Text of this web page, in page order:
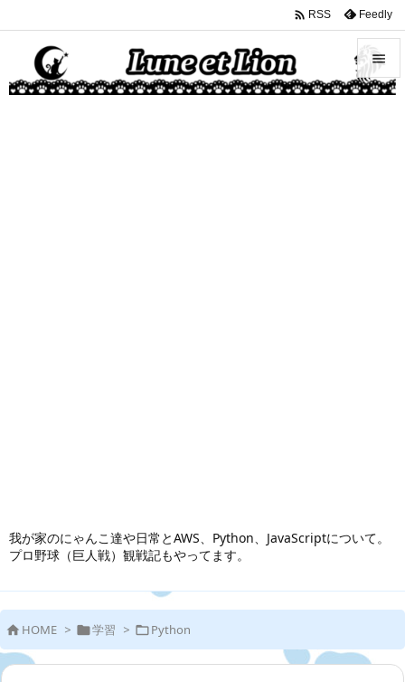
我が家のにゃんこ達や日常とAWS、Python、JavaScriptについて。
プロ野球（巨人戦）観戦記もやってます。


 RSS Feedly
 HOME > 学習 > Python